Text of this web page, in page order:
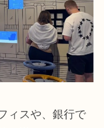
ィスや、銀行で